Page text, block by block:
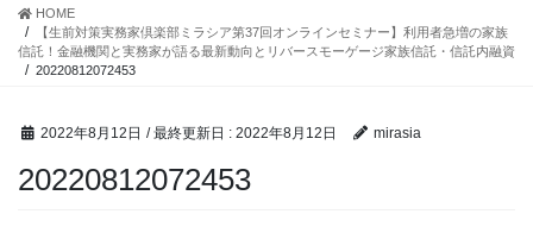
HOME
【生前対策実務家倶楽部ミラシア第37回オンラインセミナー】利用者急増の家族
信託！金融機関と実務家が語る最新動向とリバースモーゲージ家族信託・信託内融資
20220812072453
2022年8月12日 / 最終更新日 : 2022年8月12日 mirasia
20220812072453